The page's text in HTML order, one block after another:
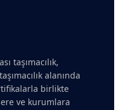
taşımacılık,
alanında
birlikte
ve kurumlara